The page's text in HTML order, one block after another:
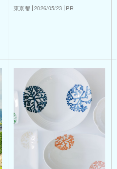
東京都 2026/05/23 PR